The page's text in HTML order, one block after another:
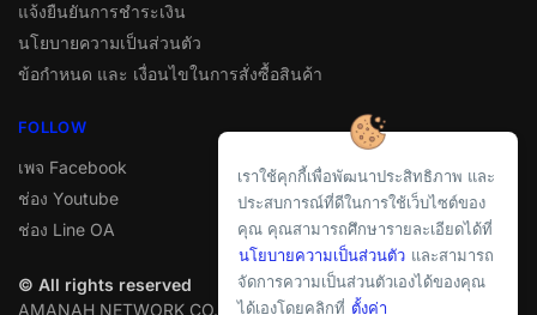
แจ้งยืนยันการชำระเงิน
นโยบายความเป็นส่วนตัว
ข้อกำหนด และ เงื่อนไขในการสั่งซื้อสินค้า
FOLLOW
เพจ Facebook
ช่อง Youtube
ช่อง Line OA
© All rights reserved
AMANAH NETWORK CO.,LTD
เราใช้คุกกี้เพื่อพัฒนาประสิทธิภาพ และ
ประสบการณ์ที่ดีในการใช้เว็บไซต์ของ
คุณ คุณสามารถศึกษารายละเอียดได้ที่
นโยบายความเป็นส่วนตัว และสามารถ
จัดการความเป็นส่วนตัวเองได้ของคุณ
ได้เองโดยคลิกที่ ตั้งค่า